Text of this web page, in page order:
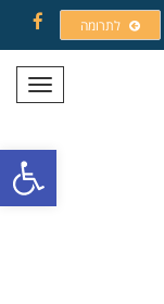
פתח
לתרומה
תפריט